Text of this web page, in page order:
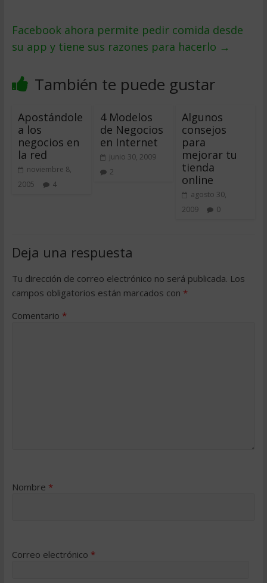
Facebook ahora permite pedir comida desde
su app y tiene sus razones para hacerlo →
También te puede gustar
Apostándole
a los
negocios en
la red
noviembre 8,
2005
4
4 Modelos
de Negocios
en Internet
junio 30, 2009
2
Algunos
consejos
para
mejorar tu
tienda
online
agosto 30,
2009
0
Deja una respuesta
Tu dirección de correo electrónico no será publicada. Los
campos obligatorios están marcados con *
Comentario *
Nombre *
Correo electrónico *